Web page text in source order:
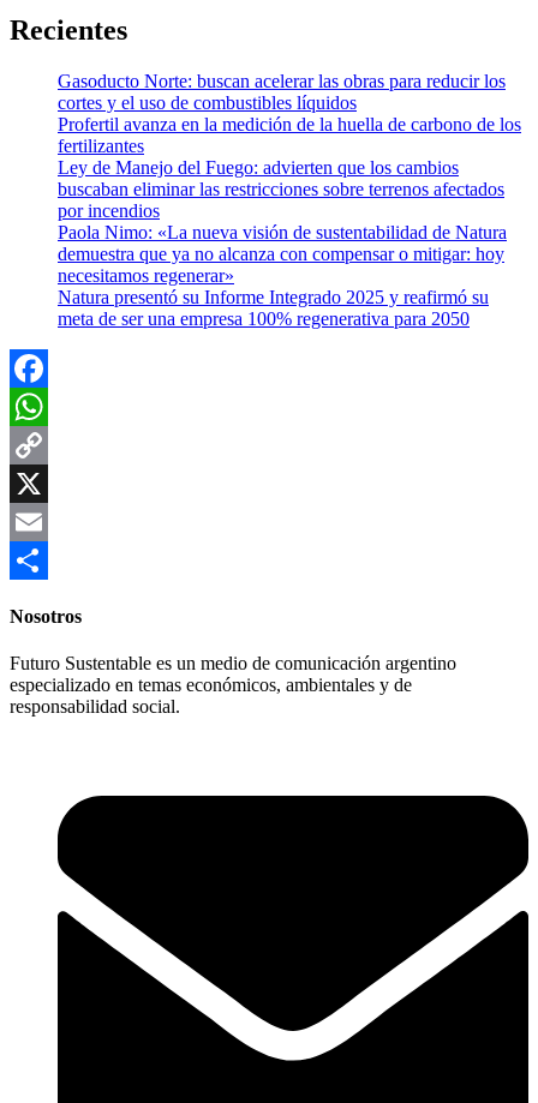
Recientes
Gasoducto Norte: buscan acelerar las obras para reducir los
cortes y el uso de combustibles líquidos
Profertil avanza en la medición de la huella de carbono de los
fertilizantes
Ley de Manejo del Fuego: advierten que los cambios
buscaban eliminar las restricciones sobre terrenos afectados
por incendios
Paola Nimo: «La nueva visión de sustentabilidad de Natura
demuestra que ya no alcanza con compensar o mitigar: hoy
necesitamos regenerar»
Natura presentó su Informe Integrado 2025 y reafirmó su
meta de ser una empresa 100% regenerativa para 2050
Facebook
WhatsApp
Copy
Link
X
Email
Nosotros
Futuro Sustentable es un medio de comunicación argentino
especializado en temas económicos, ambientales y de
responsabilidad social.